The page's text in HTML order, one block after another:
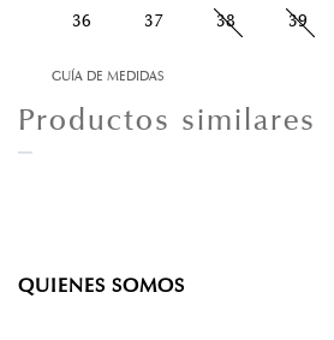
36 37 38 39
GUÍA DE MEDIDAS
Productos similares
QUIENES SOMOS